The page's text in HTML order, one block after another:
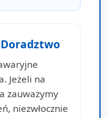
Jeżeli na
zauważymy
niezwłocznie